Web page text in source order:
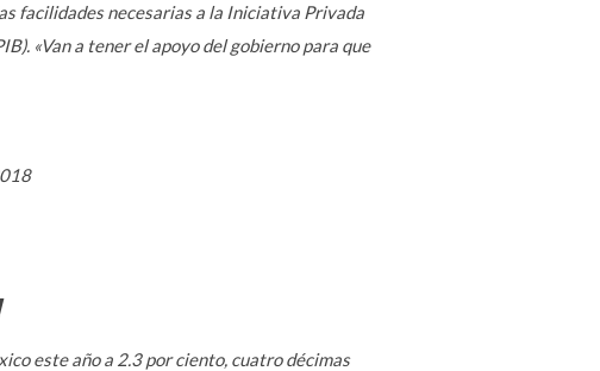
facilidades necesarias a la Iniciativa Privada
«Van a tener el apoyo del gobierno para que
este año a 2.3 por ciento, cuatro décimas